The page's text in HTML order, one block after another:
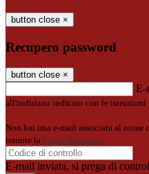
button close ×
Recupero password
button close ×
E-
all'indirizzo indicato con le istruzioni
Non hai una e-mail associata al nome
tramite la Login Spaggiari
E-mail inviata, si prega di